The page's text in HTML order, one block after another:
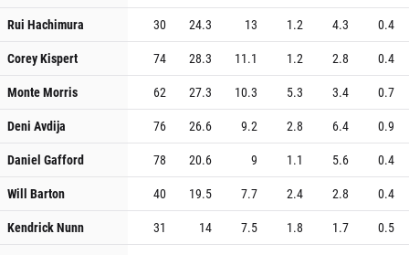
Rui Hachimura
30 24.3 13 1.2 4.3
0.4
Corey Kispert
74 28.3 11.1 1.2 2.8
0.4
Monte Morris
62 27.3 10.3 5.3 3.4
0.7
Deni Avdija
76 26.6 9.2 2.8 6.4
0.9
Daniel Gafford
78 20.6 9 1.1 5.6
0.4
Will Barton
40 19.5 7.7 2.4 2.8
0.4
Kendrick Nunn
31 14 7.5 1.8 1.7
0.5